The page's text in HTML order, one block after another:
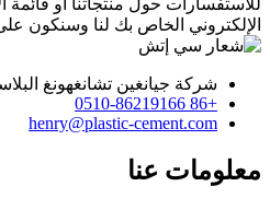
الإلكتروني الخاص بك لنا وسنكون على
شركة جيانغين تشانغهونغ
+86 0510-86219166
henry@plastic-cement.com
معلومات عنا